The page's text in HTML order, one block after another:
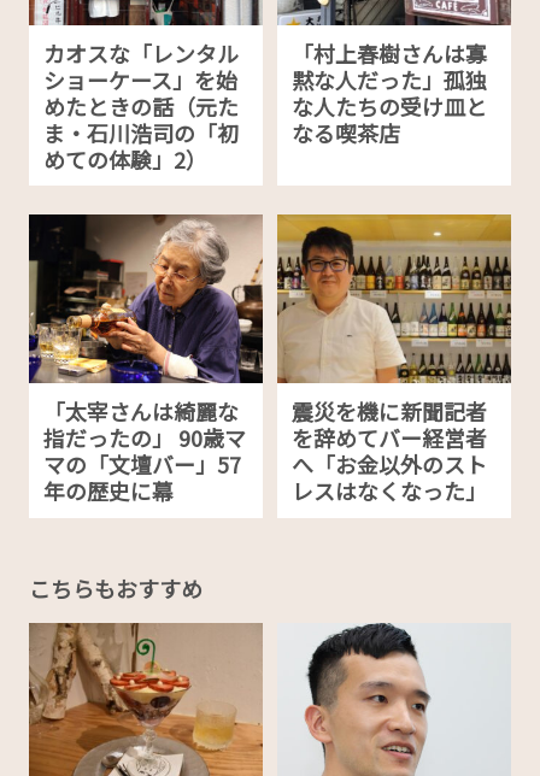
カオスな「レンタル
ショーケース」を始
めたときの話（元た
ま・石川浩司の「初
めての体験」2）
「村上春樹さんは寡
黙な人だった」孤独
な人たちの受け皿と
なる喫茶店
「太宰さんは綺麗な
指だったの」 90歳マ
マの「文壇バー」57
年の歴史に幕
震災を機に新聞記者
を辞めてバー経営者
へ「お金以外のスト
レスはなくなった」
こちらもおすすめ